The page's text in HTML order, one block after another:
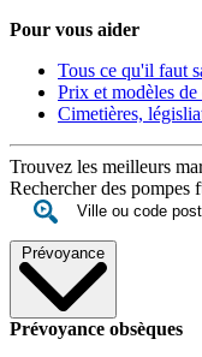
Pour vous aider
Tous ce qu'il faut
Prix et modèles
Cimetières,
Trouvez les meilleurs
Rechercher des pompes
Prévoyance
Prévoyance obsèques